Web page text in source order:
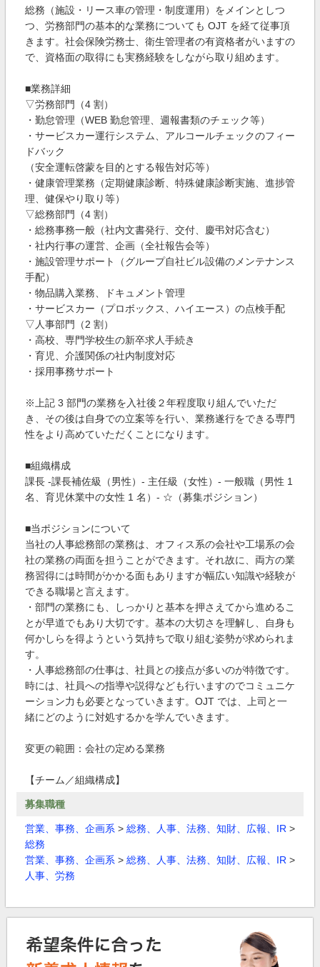
総務（施設・リース車の管理・制度運用）をメインとしつ
つ、労務部門の基本的な業務についても OJT を経て従事頂
きます。社会保険労務士、衛生管理者の有資格者がいますの
で、資格面の取得にも実務経験をしながら取り組めます。
■業務詳細
▽労務部門（4 割）
・勤怠管理（WEB 勤怠管理、週報書類のチェック等）
・サービスカー運行システム、アルコールチェックのフィー
ドバック
（安全運転啓蒙を目的とする報告対応等）
・健康管理業務（定期健康診断、特殊健康診断実施、進捗管
理、健保やり取り等）
▽総務部門（4 割）
・総務事務一般（社内文書発行、交付、慶弔対応含む）
・社内行事の運営、企画（全社報告会等）
・施設管理サポート（グループ自社ビル設備のメンテナンス
手配）
・物品購入業務、ドキュメント管理
・サービスカー（プロボックス、ハイエース）の点検手配
▽人事部門（2 割）
・高校、専門学校生の新卒求人手続き
・育児、介護関係の社内制度対応
・採用事務サポート
※上記 3 部門の業務を入社後２年程度取り組んでいただ
き、その後は自身での立案等を行い、業務遂行をできる専門
性をより高めていただくことになります。
■組織構成
課長 -課長補佐級（男性）- 主任級（女性）- 一般職（男性 1
名、育児休業中の女性 1 名）- ☆（募集ポジション）
■当ポジションについて
当社の人事総務部の業務は、オフィス系の会社や工場系の会
社の業務の両面を担うことができます。それ故に、両方の業
務習得には時間がかかる面もありますが幅広い知識や経験が
できる職場と言えます。
・部門の業務にも、しっかりと基本を押さえてから進めるこ
とが早道でもあり大切です。基本の大切さを理解し、自身も
何かしらを得ようという気持ちで取り組む姿勢が求められま
す。
・人事総務部の仕事は、社員との接点が多いのが特徴です。
時には、社員への指導や説得なども行いますのでコミュニケ
ーション力も必要となっていきます。OJT では、上司と一
緒にどのように対処するかを学んでいきます。
変更の範囲：会社の定める業務
【チーム／組織構成】
募集職種
営業、事務、企画系 > 総務、人事、法務、知財、広報、IR >
総務
営業、事務、企画系 > 総務、人事、法務、知財、広報、IR >
人事、労務